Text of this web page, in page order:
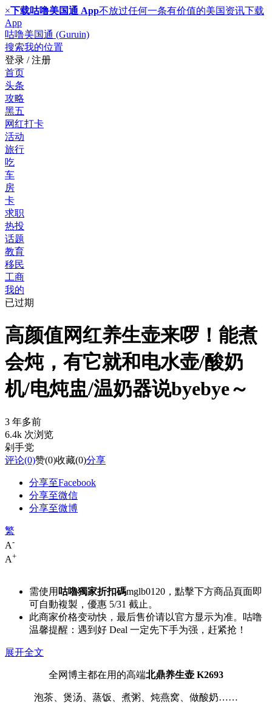
×下载咕噜美国通 App不放过任何一条有价值的美国资讯下载
App
咕噜美国通 (Guruin)
搜索我的位置
登录 / 注册
首页
头条
攻略
黑五
网红打卡
活动
旅行
吃
车
房
卡
求职
热投
话题
教育
移民
工商
我的
已过期
高颜值网红养生壶来啰！能煮
会炖，有它就和电水壶/酸奶
机/电炖盅/温奶器说byebye～
3 年多前
6.4k 次浏览
剁手党
评论(0)赞(0)收藏(0)分享
分享至Facebook
分享至微信
分享至微博
繁
A-
A+
需使用 咕嚕獨家折扣碼mglb0120 ，點擊下方商品頁面即
可自動複製，優惠 5/31 截止。
此商家价格变动快，最后售价请以官方显示为准。咕噜
温馨提醒：遇到好 Deal 一定先下手为强，赶紧抢！
展开全文
全网博主都在用的高端北鼎养生壶 K2693
泡茶、煲汤、蒸饭、煮粥、炖燕窝、做酸奶……